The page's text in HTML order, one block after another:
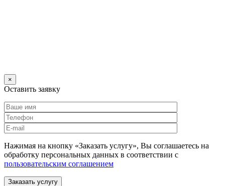
×
Оставить заявку
Нажимая на кнопку «Заказать услугу», Вы соглашаетесь на
обработку персональных данных в соответствии с
пользовательским соглашением
Заказать услугу